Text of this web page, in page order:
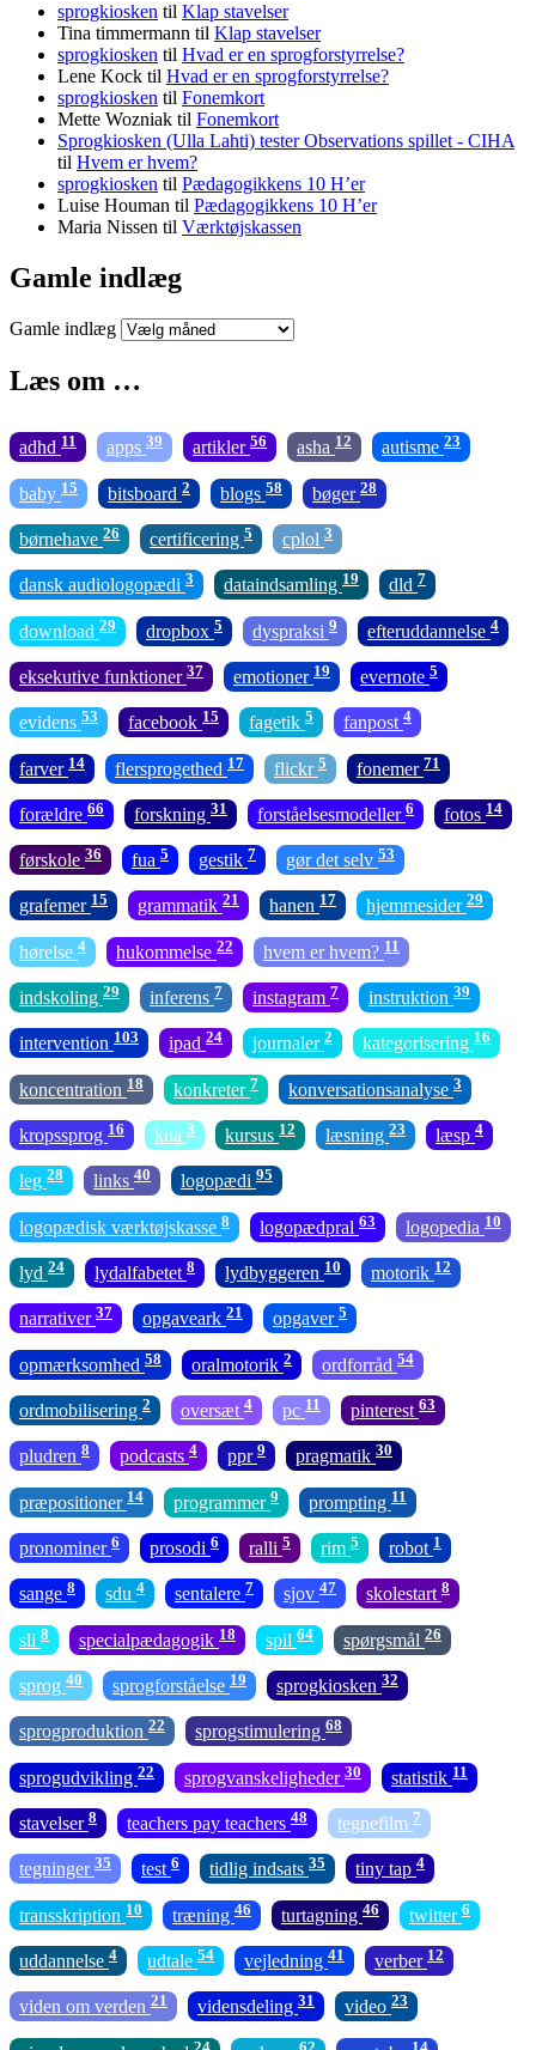
sprogkiosken til Klap stavelser
Tina timmermann til Klap stavelser
sprogkiosken til Hvad er en sprogforstyrrelse?
Lene Kock til Hvad er en sprogforstyrrelse?
sprogkiosken til Fonemkort
Mette Wozniak til Fonemkort
Sprogkiosken (Ulla Lahti) tester Observations spillet - CIHA
til Hvem er hvem?
sprogkiosken til Pædagogikkens 10 H’er
Luise Houman til Pædagogikkens 10 H’er
Maria Nissen til Værktøjskassen
Gamle indlæg
Gamle indlæg
Læs om …
adhd 11 apps 39 artikler 56 asha 12 autisme 23
baby 15 bitsboard 2 blogs 58 bøger 28
børnehave 26 certificering 5 cplol 3
dansk audiologopædi 3 dataindsamling 19 dld 7
download 29 dropbox 5 dyspraksi 9 efteruddannelse 4
eksekutive funktioner 37 emotioner 19 evernote 5
evidens 53 facebook 15 fagetik 5 fanpost 4
farver 14 flersprogethed 17 flickr 5 fonemer 71
forældre 66 forskning 31 forståelsesmodeller 6 fotos 14
førskole 36 fua 5 gestik 7 gør det selv 53
grafemer 15 grammatik 21 hanen 17 hjemmesider 29
hørelse 4 hukommelse 22 hvem er hvem? 11
indskoling 29 inferens 7 instagram 7 instruktion 39
intervention 103 ipad 24 journaler 2 kategorisering 16
koncentration 18 konkreter 7 konversationsanalyse 3
kropssprog 16 kua 3 kursus 12 læsning 23 læsp 4
leg 28 links 40 logopædi 95
logopædisk værktøjskasse 8 logopædpral 63 logopedia 10
lyd 24 lydalfabetet 8 lydbyggeren 10 motorik 12
narrativer 37 opgaveark 21 opgaver 5
opmærksomhed 58 oralmotorik 2 ordforråd 54
ordmobilisering 2 oversæt 4 pc 11 pinterest 63
pludren 8 podcasts 4 ppr 9 pragmatik 30
præpositioner 14 programmer 9 prompting 11
pronominer 6 prosodi 6 ralli 5 rim 5 robot 1
sange 8 sdu 4 sentalere 7 sjov 47 skolestart 8
sli 8 specialpædagogik 18 spil 64 spørgsmål 26
sprog 40 sprogforståelse 19 sprogkiosken 32
sprogproduktion 22 sprogstimulering 68
sprogudvikling 22 sprogvanskeligheder 30 statistik 11
stavelser 8 teachers pay teachers 48 tegnefilm 7
tegninger 35 test 6 tidlig indsats 35 tiny tap 4
transskription 10 træning 46 turtagning 46 twitter 6
uddannelse 4 udtale 54 vejledning 41 verber 12
viden om verden 21 vidensdeling 31 video 23
24 62 14